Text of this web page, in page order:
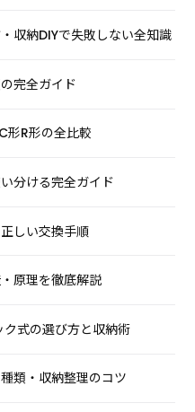
収納DIYで失敗しない全知識
完全ガイド
形R形の全比較
分ける完全ガイド
しい交換手順
原理を徹底解説
式の選び方と収納術
類・収納整理のコツ